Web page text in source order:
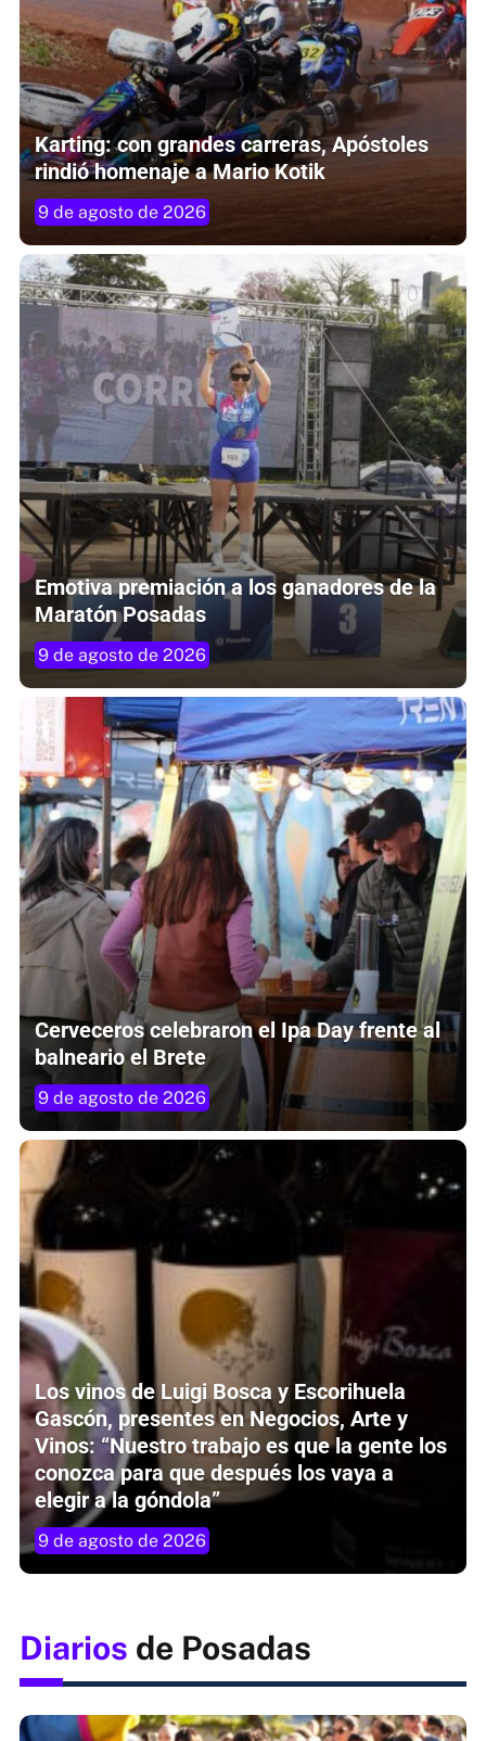
Karting: con grandes carreras, Apóstoles
rindió homenaje a Mario Kotik
9 de agosto de 2026
Emotiva premiación a los ganadores de la
Maratón Posadas
9 de agosto de 2026
Cerveceros celebraron el Ipa Day frente al
balneario el Brete
9 de agosto de 2026
Los vinos de Luigi Bosca y Escorihuela
Gascón, presentes en Negocios, Arte y
Vinos: “Nuestro trabajo es que la gente los
conozca para que después los vaya a
elegir a la góndola”
9 de agosto de 2026
Diarios de Posadas